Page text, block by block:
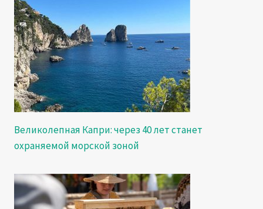
Великолепная Капри: через 40 лет станет
охраняемой морской зоной